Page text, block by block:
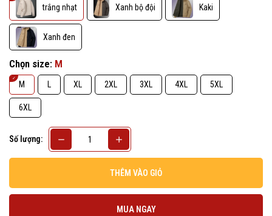
trắng nhạt Xanh bộ đội Kaki
Xanh đen
Chọn size: M
M L XL 2XL 3XL 4XL 5XL
6XL
Số lượng:
THÊM VÀO GIỎ
MUA NGAY